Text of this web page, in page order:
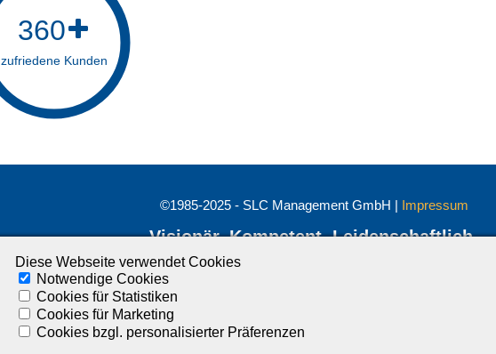
360
zufriedene Kunden
©1985-2025 - SLC Management GmbH | Impressum
Visionär. Kompetent. Leidenschaftlich.
Treten Sie in Kontakt mit uns und bleiben Sie auf dem Laufenden:
Diese Webseite verwendet Cookies
Notwendige Cookies
Cookies für Statistiken
Cookies für Marketing
Cookies bzgl. personalisierter Präferenzen